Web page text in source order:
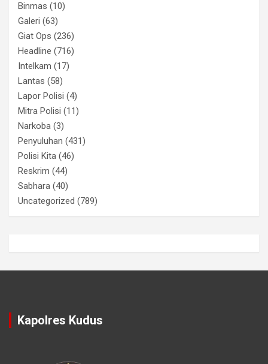
Binmas (10)
Galeri (63)
Giat Ops (236)
Headline (716)
Intelkam (17)
Lantas (58)
Lapor Polisi (4)
Mitra Polisi (11)
Narkoba (3)
Penyuluhan (431)
Polisi Kita (46)
Reskrim (44)
Sabhara (40)
Uncategorized (789)
Kapolres Kudus